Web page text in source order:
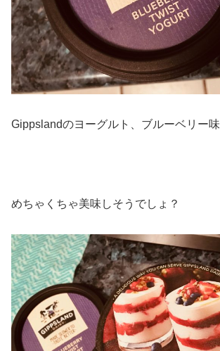
Gippslandのヨーグルト、ブルーベリー味
めちゃくちゃ美味しそうでしょ？